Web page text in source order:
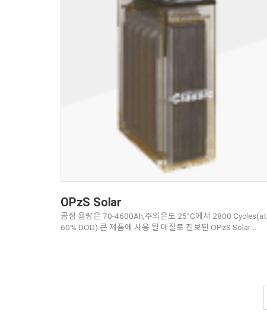
OPzS Solar
공칭 용량은 70-4600Ah,주의온도 25°C에서 2800 Cycles(at
60% DOD).큰 제품에 사용 될 매질로 진보된 OPzS Solar